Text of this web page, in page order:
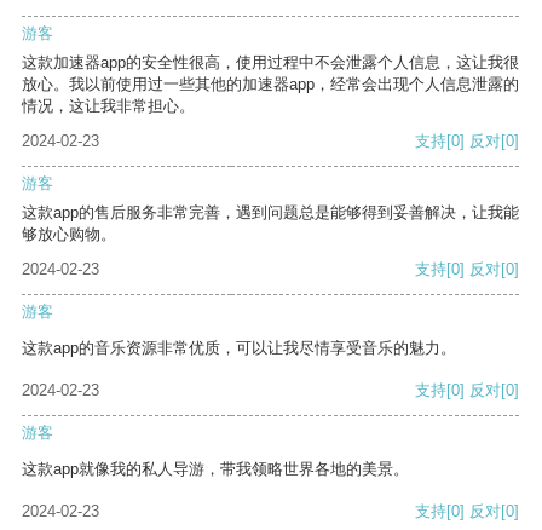
游客
这款加速器app的安全性很高，使用过程中不会泄露个人信息，这让我很
放心。我以前使用过一些其他的加速器app，经常会出现个人信息泄露的
情况，这让我非常担心。
2024-02-23
支持[0] 反对[0]
游客
这款app的售后服务非常完善，遇到问题总是能够得到妥善解决，让我能
够放心购物。
2024-02-23
支持[0] 反对[0]
游客
这款app的音乐资源非常优质，可以让我尽情享受音乐的魅力。
2024-02-23 支持[0] 反对[0]
游客
这款app就像我的私人导游，带我领略世界各地的美景。
2024-02-23 支持[0] 反对[0]